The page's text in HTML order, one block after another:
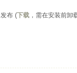
发布 (下载 ，需在安装前卸